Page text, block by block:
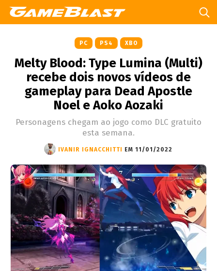
PC PS4 XBO
Melty Blood: Type Lumina (Multi)
recebe dois novos vídeos de
gameplay para Dead Apostle
Noel e Aoko Aozaki
Personagens chegam ao jogo como DLC gratuito
esta semana.
IVANIR IGNACCHITTI EM 11/01/2022